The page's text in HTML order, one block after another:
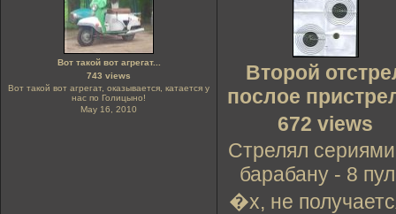
Вот такой вот агрегат...
743 views
Вот такой вот агрегат, оказывается, катается у
нас по Голицыно!
May 16, 2010
Второй
послое
672 views
Стрелял
барабану - 8
�х, не